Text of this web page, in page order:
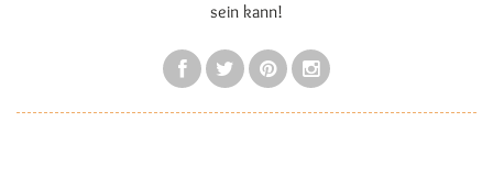
sein kann!